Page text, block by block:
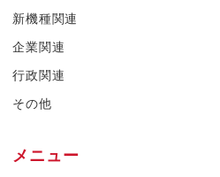
新機種関連
企業関連
行政関連
その他
メニュー